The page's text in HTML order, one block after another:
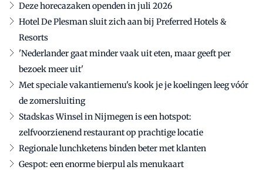
Deze horecazaken openden in juli 2026
Hotel De Plesman sluit zich aan bij Preferred Hotels &
Resorts
'Nederlander gaat minder vaak uit eten, maar geeft per
bezoek meer uit'
Met speciale vakantiemenu's kook je je koelingen leeg vóór
de zomersluiting
Stadskas Winsel in Nijmegen is een hotspot:
zelfvoorzienend restaurant op prachtige locatie
Regionale lunchketens binden beter met klanten
Gespot: een enorme bierpul als menukaart